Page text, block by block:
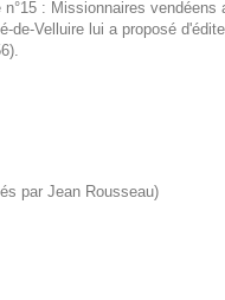
: Missionnaires
de-Velluire lui a proposé
par Jean Rousseau)